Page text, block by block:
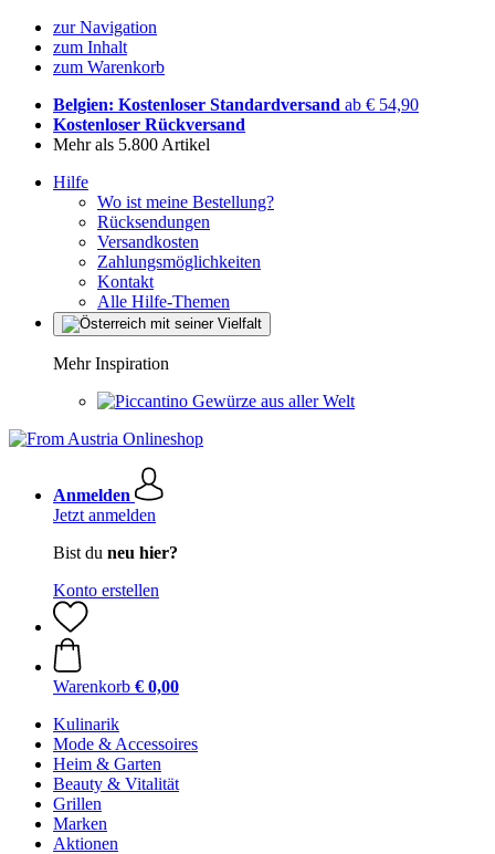
zur Navigation
zum Inhalt
zum Warenkorb
Belgien: Kostenloser Standardversand ab € 54,90
Kostenloser Rückversand
Mehr als 5.800 Artikel
Hilfe
Wo ist meine Bestellung?
Rücksendungen
Versandkosten
Zahlungsmöglichkeiten
Kontakt
Alle Hilfe-Themen
Mehr Inspiration
Gewürze aus aller Welt
Anmelden
Jetzt anmelden
Bist du neu hier?
Konto erstellen
Warenkorb € 0,00
Kulinarik
Mode & Accessoires
Heim & Garten
Beauty & Vitalität
Grillen
Marken
Aktionen